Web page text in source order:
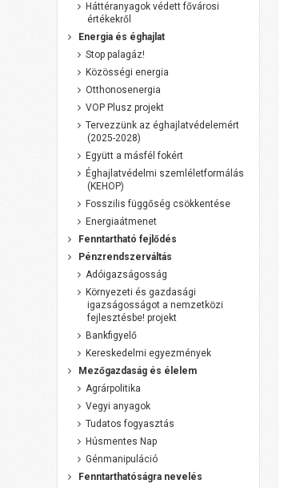
Háttéranyagok védett fővárosi
értékekről
Energia és éghajlat
Stop palagáz!
Közösségi energia
Otthonosenergia
VOP Plusz projekt
Tervezzünk az éghajlatvédelemért
(2025-2028)
Együtt a másfél fokért
Éghajlatvédelmi szemléletformálás
(KEHOP)
Fosszilis függőség csökkentése
Energiaátmenet
Fenntartható fejlődés
Pénzrendszerváltás
Adóigazságosság
Környezeti és gazdasági
igazságosságot a nemzetközi
fejlesztésbe! projekt
Bankfigyelő
Kereskedelmi egyezmények
Mezőgazdaság és élelem
Agrárpolitika
Vegyi anyagok
Tudatos fogyasztás
Húsmentes Nap
Génmanipuláció
Fenntarthatóságra nevelés